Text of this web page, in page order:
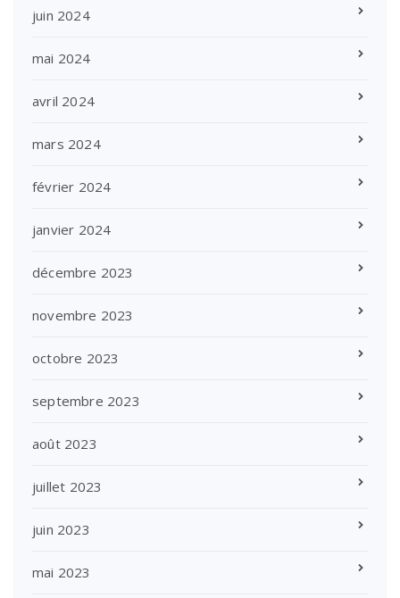
juin 2024
mai 2024
avril 2024
mars 2024
février 2024
janvier 2024
décembre 2023
novembre 2023
octobre 2023
septembre 2023
août 2023
juillet 2023
juin 2023
mai 2023